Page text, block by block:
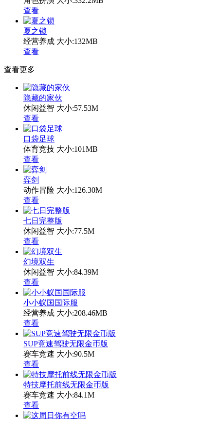
查看
夏之锁
经营养成 大小:132MB
查看
查看更多
隐藏的家伙
休闲益智 大小:57.53M
查看
口袋足球
体育竞技 大小:101MB
查看
弈剑
动作冒险 大小:126.30M
查看
七日完整版
休闲益智 大小:77.5M
查看
幻境双生
休闲益智 大小:84.39M
查看
小小蚁国国际服
经营养成 大小:208.46MB
查看
SUP竞速驾驶无限金币版
赛车竞速 大小:90.5M
查看
特技摩托前线无限金币版
赛车竞速 大小:84.1M
查看